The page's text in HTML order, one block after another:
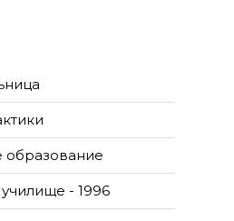
- 1996